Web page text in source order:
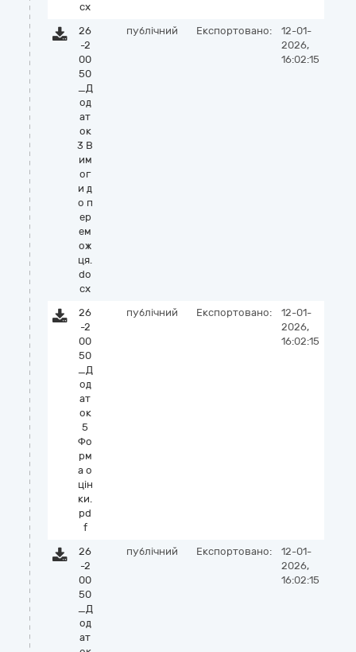
cx
26
-2
00
50
_Д
од
ат
ок
3 В
им
ог
и д
о п
ер
ем
ож
ця.
do
cx
публічний Експортовано:
12-01-
2026,
16:02:15
26
-2
00
50
_Д
од
ат
ок
5
Фо
рм
а о
цін
ки.
pd
f
публічний Експортовано:
12-01-
2026,
16:02:15
26
-2
00
50
_Д
од
ат
публічний Експортовано:
12-01-
2026,
16:02:15